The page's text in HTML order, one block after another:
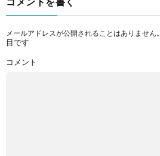
メールアドレスが公開されることはありません。
目です
コメント